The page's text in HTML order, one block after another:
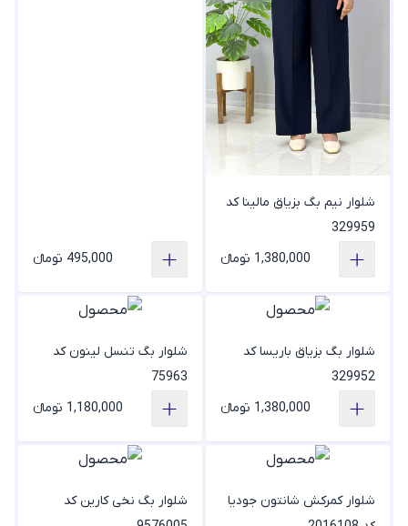
شلوار نیم بگ بزیاق مالینا کد
329959
1,380,000 تومانء
495,000 تومانء
شلوار بگ بزیاق باریسا کد
329952
1,380,000 تومانء
شلوار بگ تنسل لینون کد
75963
1,180,000 تومانء
شلوار کمرکش شانتون جودیا
شلوار بگ نخی کارین کد